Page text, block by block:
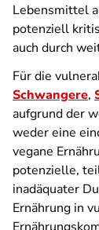
Lebensmittel
potenziell
auch durch
Für die
Schwangere,
aufgrund der
weder eine
vegane
potenzielle,
inadäquater
Ernährung in